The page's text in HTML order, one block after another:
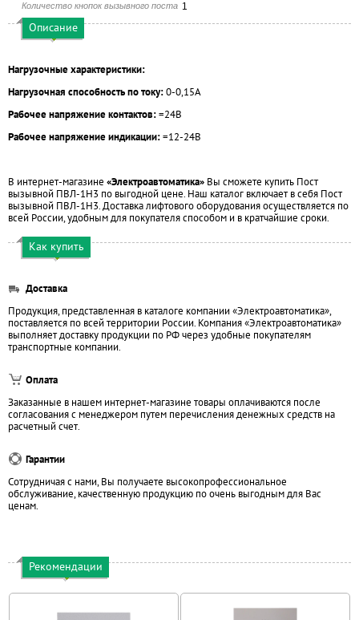
Количество кнопок вызывного поста 1
Описание
Нагрузочные характеристики:
Нагрузочная способность по току:0-0,15А
Рабочее напряжение контактов:=24В
Рабочее напряжение индикации:=12-24В
В интернет-магазине «Электроавтоматика» Вы сможете купить Пост
вызывной ПВЛ-1Н3 по выгодной цене. Наш каталог включает в себя Пост
вызывной ПВЛ-1Н3. Доставка лифтового оборудования осуществляется по
всей России, удобным для покупателя способом и в кратчайшие сроки.
Как купить
Доставка
Продукция, представленная в каталоге компании «Электроавтоматика»,
поставляется по всей территории России. Компания «Электроавтоматика»
выполняет доставку продукции по РФ через удобные покупателям
транспортные компании.
Оплата
Заказанные в нашем интернет-магазине товары оплачиваются после
согласования с менеджером путем перечисления денежных средств на
расчетный счет.
Гарантии
Сотрудничая с нами, Вы получаете высокопрофессиональное
обслуживание, качественную продукцию по очень выгодным для Вас
ценам.
Рекомендации